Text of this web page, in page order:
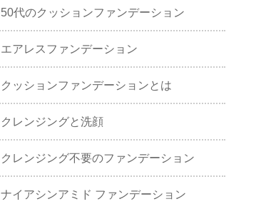
50代のクッションファンデーション
エアレスファンデーション
クッションファンデーションとは
クレンジングと洗顔
クレンジング不要のファンデーション
ナイアシンアミド ファンデーション